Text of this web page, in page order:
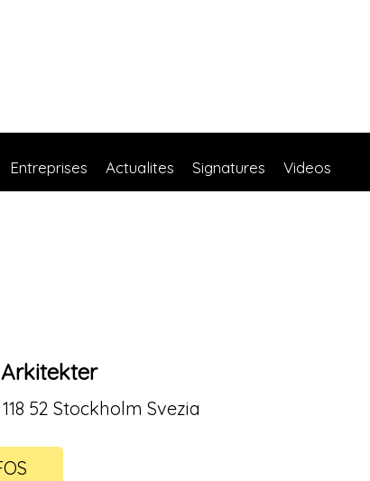
Entreprises Actualites Signatures Videos
52 Stockholm Svezia